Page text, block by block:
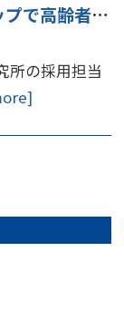
3daysインターンシップで高齢者体験してみませんか
所の採用担当